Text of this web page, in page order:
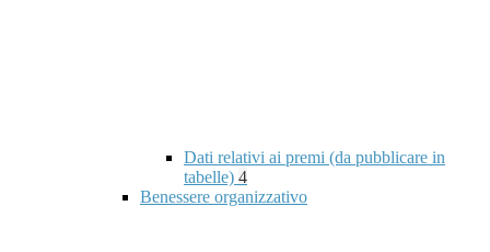
Dati relativi ai premi (da pubblicare in
tabelle) 4
Benessere organizzativo